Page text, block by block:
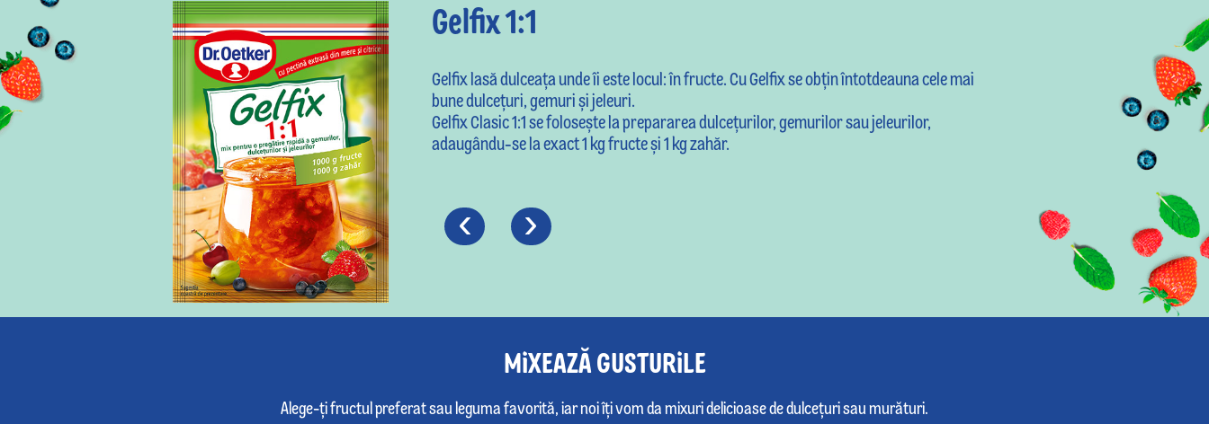
ajută la
de viață,
Gelfix 1:1
Gelfix lasă dulceaţa unde îi este locul: în fructe. Cu Gelfix se obţin întotdeauna cele mai
bune dulceţuri, gemuri şi jeleuri.
Gelfix Clasic 1:1 se foloseşte la prepararea dulceţurilor, gemurilor sau jeleurilor,
adaugându-se la exact 1 kg fructe şi 1 kg zahăr.
‹ ›
MIXEAZĂ GUSTURILE
Alege-ți fructul preferat sau leguma favorită, iar noi îți vom da mixuri delicioase de dulcețuri sau murături.